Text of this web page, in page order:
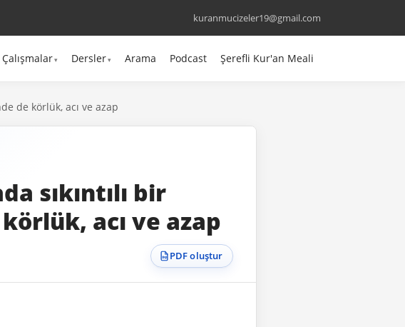
kuranmucizeler19@gmail.com
Çalışmalar Dersler Arama Podcast Şerefli Kur'an Meali
de körlük, acı ve azap
sıkıntılı bir
acı ve azap
PDF oluştur